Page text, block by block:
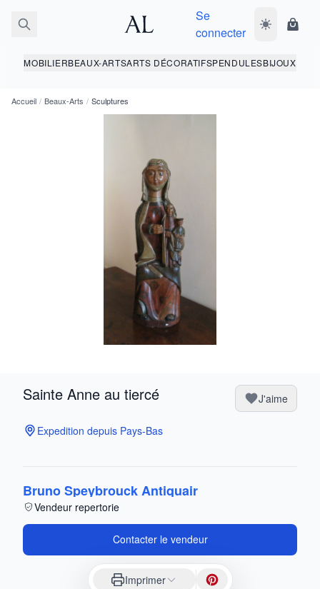
Se
connecter
Basculer le
MOBILIERBEAUX-ARTSARTS DÉCORATIFSPENDULESBIJOUX
Accueil / Beaux-Arts / Sculptures
Sainte Anne au tiercé J'aime
Expedition depuis Pays-Bas
Bruno Speybrouck Antiquair
Vendeur repertorie
Contacter le vendeur
Imprimer